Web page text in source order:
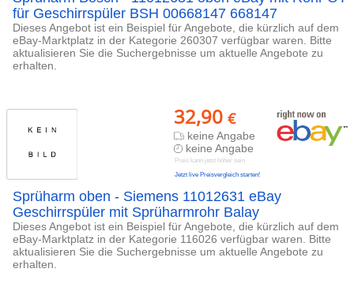
für Geschirrspüler BSH 00668147 668147
Dieses Angebot ist ein Beispiel für Angebote, die kürzlich auf dem
eBay-Marktplatz in der Kategorie 260307 verfügbar waren. Bitte
aktualisieren Sie die Suchergebnisse um aktuelle Angebote zu
erhalten.
32,90 €
keine Angabe
keine Angabe
Preis kann jetzt höher sein
Jetzt live Preisvergleich starten!
Sprüharm oben - Siemens 11012631 eBay
Geschirrspüler mit Sprüharmrohr Balay
Dieses Angebot ist ein Beispiel für Angebote, die kürzlich auf dem
eBay-Marktplatz in der Kategorie 116026 verfügbar waren. Bitte
aktualisieren Sie die Suchergebnisse um aktuelle Angebote zu
erhalten.